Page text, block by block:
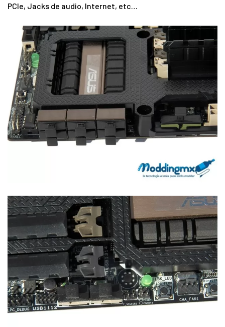
PCIe, Jacks de audio, Internet, etc…